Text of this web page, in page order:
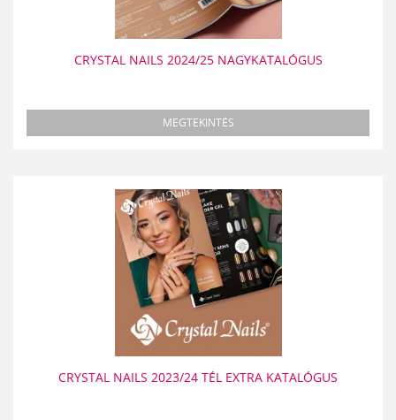
CRYSTAL NAILS 2024/25 NAGYKATALÓGUS
MEGTEKINTÉS
CRYSTAL NAILS 2023/24 TÉL EXTRA KATALÓGUS